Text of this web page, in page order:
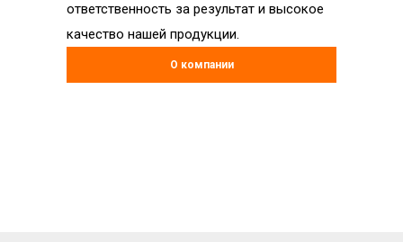
ответственность за результат и высокое
качество нашей продукции.
О компании